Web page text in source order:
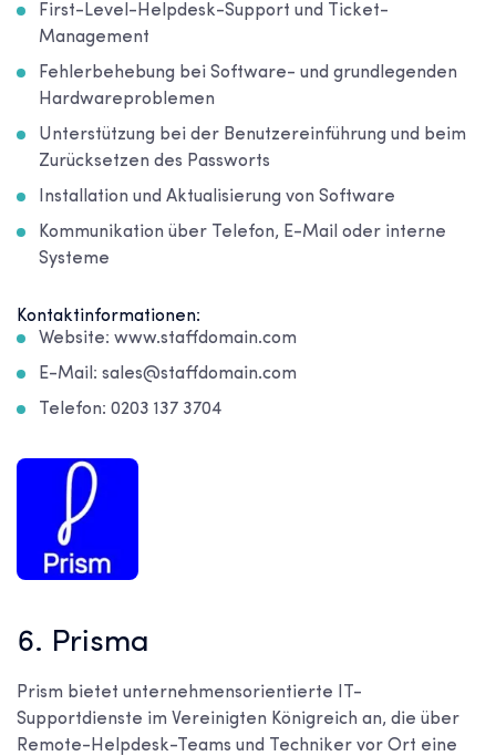
First-Level-Helpdesk-Support und Ticket-
Management
Fehlerbehebung bei Software- und grundlegenden
Hardwareproblemen
Unterstützung bei der Benutzereinführung und beim
Zurücksetzen des Passworts
Installation und Aktualisierung von Software
Kommunikation über Telefon, E-Mail oder interne
Systeme
Kontaktinformationen:
Website: www.staffdomain.com
E-Mail: sales@staffdomain.com
Telefon: 0203 137 3704
6. Prisma
Prism bietet unternehmensorientierte IT-
Supportdienste im Vereinigten Königreich an, die über
Remote-Helpdesk-Teams und Techniker vor Ort eine